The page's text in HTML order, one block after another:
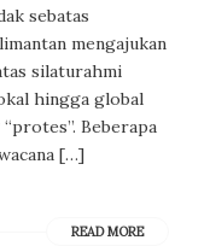
sebatas
mengajukan
silaturahmi
hingga global
Beberapa
[…]
READ MORE